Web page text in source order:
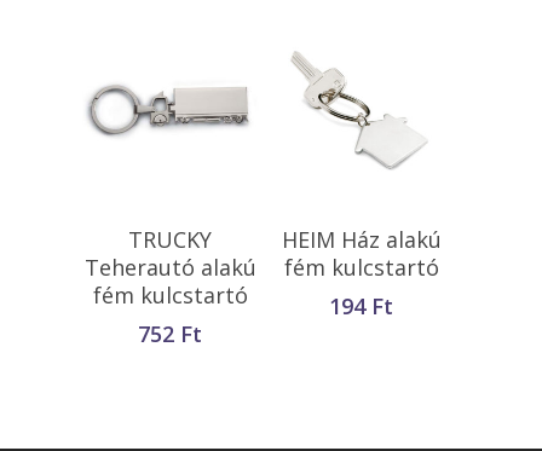
Kosárba
Teszem
TRUCKY
Teherautó alakú
fém kulcstartó
752 Ft
Kosárba
Teszem
HEIM Ház alakú
fém kulcstartó
194 Ft